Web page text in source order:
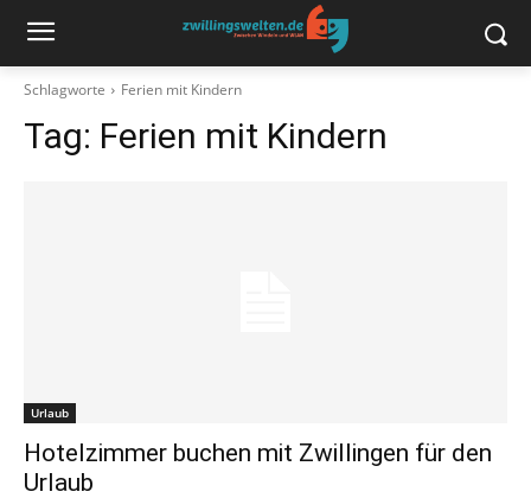
Schlagworte Ferien mit Kindern
Tag: Ferien mit Kindern
Urlaub
Hotelzimmer buchen mit Zwillingen für den
Urlaub